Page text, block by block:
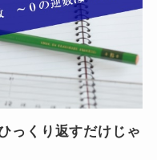
っくり返すだけじゃ